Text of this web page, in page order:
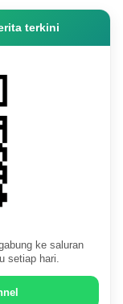
terkini
ke saluran
setiap hari.